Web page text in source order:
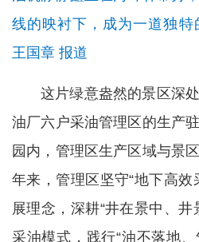
线的映衬下，成为一道独特
王国章 报道
这片绿意盎然的景区深
油厂六户采油管理区的生产
园内，管理区生产区域与景
年来，管理区坚守“地下高效
展理念，深耕“井在景中、
采油模式，践行“油不落地、